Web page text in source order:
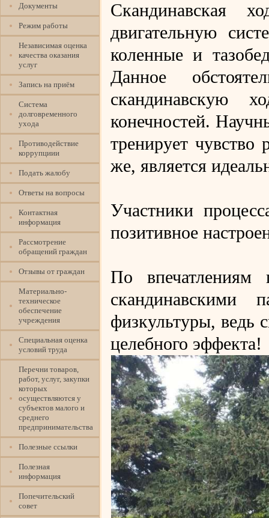
Документы
Режим работы
Независимая оценка
качества оказания
услуг
Запись на приём
Система
долговременного
ухода
Противодействие
коррупциии
Подать жалобу
Ответы на вопросы
Контактная
информация
Рассмотрение
обращений граждан
Отзывы от граждан
Материально-
техническое
обеспечение
учреждения
Специальная оценка
условий труда
Перечни товаров,
работ, услуг, закупки
которых
осуществляются у
субъектов малого и
среднего
предпринимательства
Полезные ссылки
Полезная
информация
Попечительский
совет
Скандинавская
двигательную
коленные и
Данное
скандинавскую
конечностей.
тренирует
же, является
Участники
позитивное
По впечатлениям
физкультуры, ведь
целебного эффекта!